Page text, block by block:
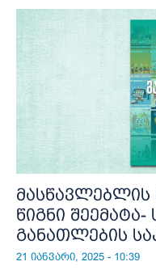
წიგნი შეემატა-
განათლების
21 იანვარი, 2025 - 10:39